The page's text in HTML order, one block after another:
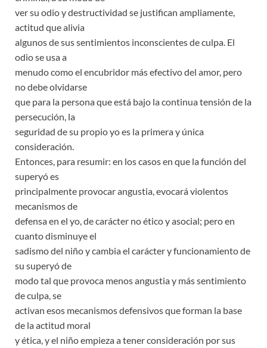
ver su odio y destructividad se justifican ampliamente,
actitud que alivia
algunos de sus sentimientos inconscientes de culpa. El
odio se usa a
menudo como el encubridor más efectivo del amor, pero
no debe olvidarse
que para la persona que está bajo la continua tensión de la
persecución, la
seguridad de su propio yo es la primera y única
consideración.
Entonces, para resumir: en los casos en que la función del
superyó es
principalmente provocar angustia, evocará violentos
mecanismos de
defensa en el yo, de carácter no ético y asocial; pero en
cuanto disminuye el
sadismo del niño y cambia el carácter y funcionamiento de
su superyó de
modo tal que provoca menos angustia y más sentimiento
de culpa, se
activan esos mecanismos defensivos que forman la base
de la actitud moral
y ética, y el niño empieza a tener consideración por sus